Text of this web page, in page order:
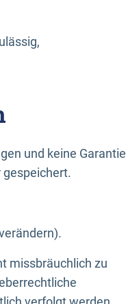
und keine Garantie
missbräuchlich zu